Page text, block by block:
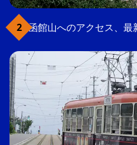
函館山へのアクセス、最